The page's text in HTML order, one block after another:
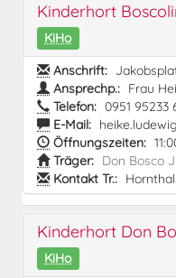
Kinderhort
KiHo
Anschrift:
Ansprechp.: Frau
Telefon: 0951 95233
E-Mail:
Öffnungszeiten:
Träger: Don Bosco
Kontakt Tr.:
Kinderhort Don
KiHo